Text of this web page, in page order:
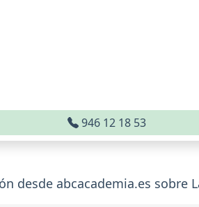
946 12 18 53
desde abcacademia.es sobre